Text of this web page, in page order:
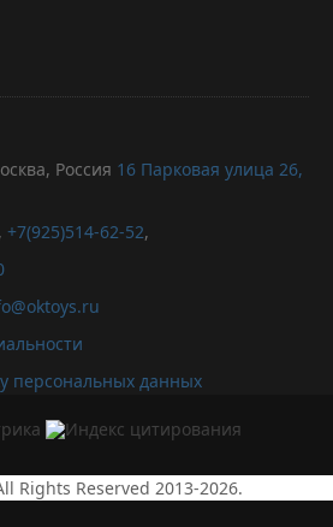
Россия 16 Парковая улица 26,
, +7(925)514-62-52,
персональных данных
Rights Reserved 2013-2026.